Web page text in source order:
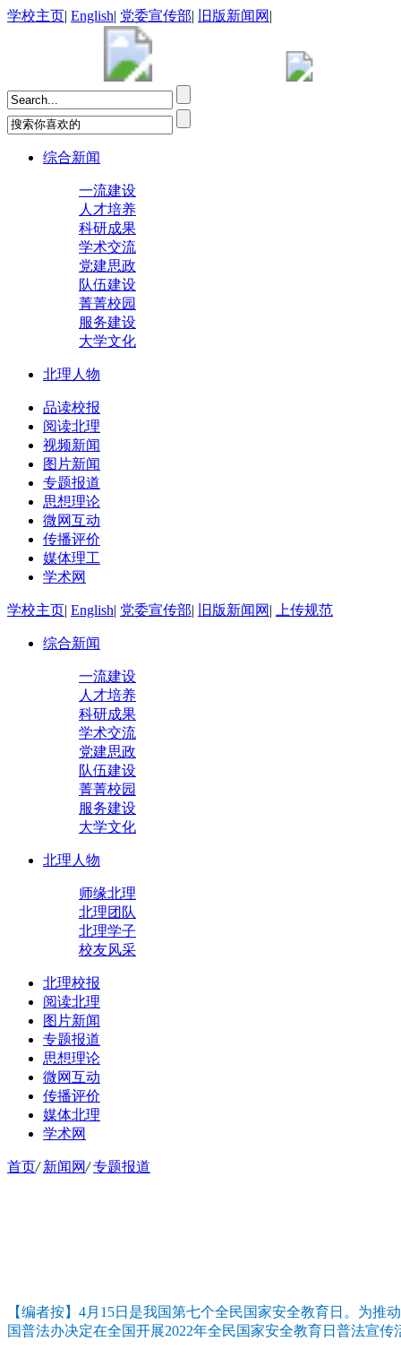
学校主页| English| 党委宣传部| 旧版新闻网 |
综合新闻
一流建设
人才培养
科研成果
学术交流
党建思政
队伍建设
菁菁校园
服务建设
大学文化
北理人物
品读校报
阅读北理
视频新闻
图片新闻
专题报道
思想理论
微网互动
传播评价
媒体理工
学术网
学校主页| English| 党委宣传部| 旧版新闻网 | 上传规范
综合新闻
一流建设
人才培养
科研成果
学术交流
党建思政
队伍建设
菁菁校园
服务建设
大学文化
北理人物
师缘北理
北理团队
北理学子
校友风采
北理校报
阅读北理
图片新闻
专题报道
思想理论
微网互动
传播评价
媒体北理
学术网
首页/ 新闻网/ 专题报道
【编者按】4月15日是我国第七个全民国家安全教育日。为
国普法办决定在全国开展2022年全民国家安全教育日普法宣